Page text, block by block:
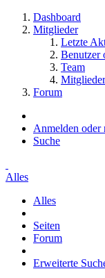
Dashboard
Mitglieder
Letzte
Benutzer
Team
Forum
Anmelden oder
Suche
Alles
Alles
Seiten
Forum
Erweiterte